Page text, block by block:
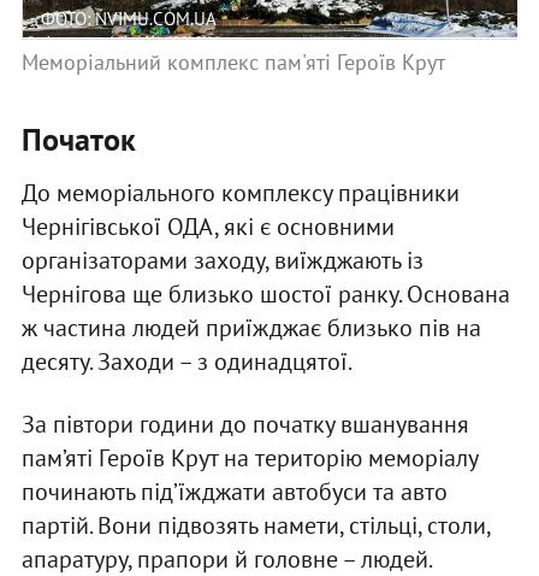
ФОТО: NVIMU.COM.UA
Меморіальний комплекс пам'яті Героїв Крут
Початок
До меморіального комплексу працівники
Чернігівської ОДА, які є основними
організаторами заходу, виїжджають із
Чернігова ще близько шостої ранку. Основана
ж частина людей приїжджає близько пів на
десяту. Заходи – з одинадцятої.
За півтори години до початку вшанування
пам’яті Героїв Крут на територію меморіалу
починають під’їжджати автобуси та авто
партій. Вони підвозять намети, стільці, столи,
апаратуру, прапори й головне – людей.